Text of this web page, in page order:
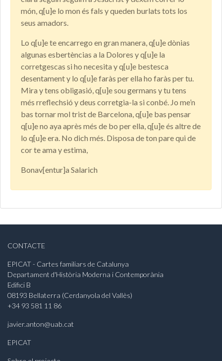
món, q[u]e lo mon és fals y queden burlats tots los
seus amadors.
Lo q[u]e te encarrego en gran manera, q[u]e dònias
algunas esbertèncias a la Dolores y q[u]e la
corretgescas si ho necesita y q[u]e bestesca
desentament y lo q[u]e faràs per ella ho faràs per tu.
Mira y tens obligasió, q[u]e sou germans y tu tens
més rreflechsió y deus corretgia-la si conbé. Jo me’n
bas tornar mol trist de Barcelona, q[u]e bas pensar
q[u]e no aya après més de bo per ella, q[u]e és altre de
lo q[u]e era. No dich més. Disposa de ton pare qui de
cor te ama y estima,
Bonav[entur]a Salarich
CONTACTE
EPICAT - Cartes familiars de Catalunya
Departament d'Història Moderna i Contemporània
Edifici B
08193 Bellaterra (Cerdanyola del Vallès)
+34 93 581 11 86
javier.anton@uab.cat
EPICAT